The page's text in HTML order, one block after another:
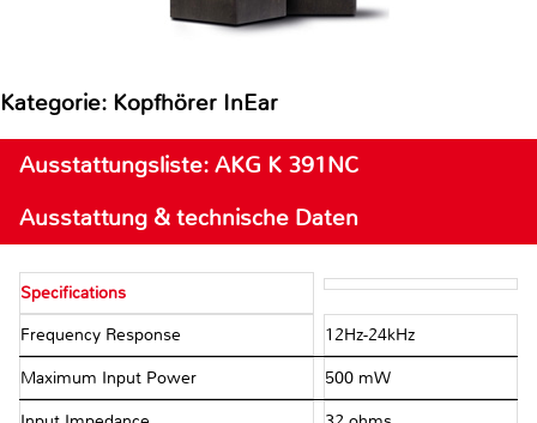
Kategorie: Kopfhörer InEar
Ausstattungsliste: AKG K 391NC
Ausstattung & technische Daten
Specifications
Frequency Response 12Hz-24kHz
Maximum Input Power 500 mW